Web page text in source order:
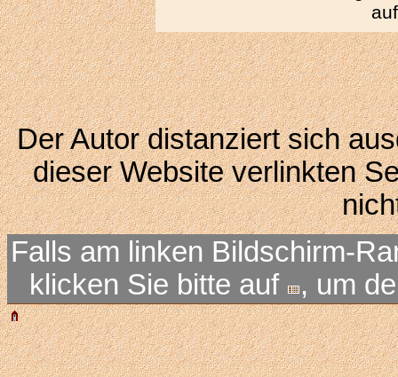
Der Autor distanziert sich
dieser Website verlinkten
Falls am linken Bildschirm-
klicken Sie bitte auf
, um